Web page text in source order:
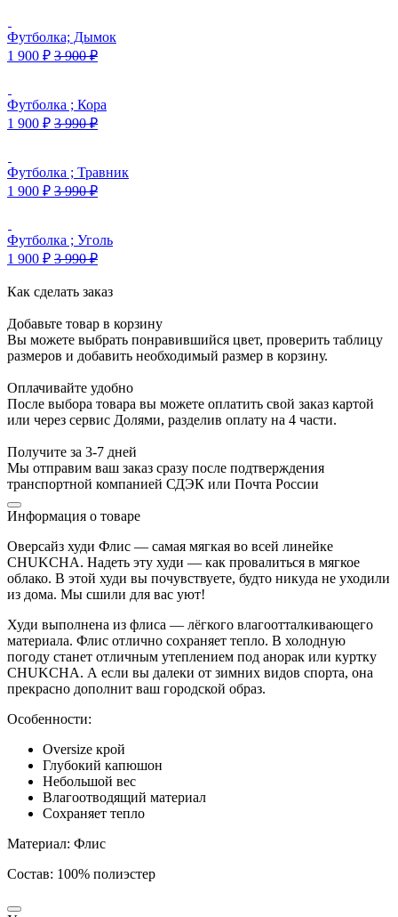
Футболка; Дымок
1 900 ₽ 3 900₽
Футболка ; Кора
1 900 ₽ 3 990₽
Футболка ; Травник
1 900 ₽ 3 990₽
Футболка ; Уголь
1 900 ₽ 3 990₽
Как сделать заказ
Добавьте товар в корзину
Вы можете выбрать понравившийся цвет, проверить таблицу
размеров и добавить необходимый размер в корзину.
Оплачивайте удобно
После выбора товара вы можете оплатить свой заказ картой
или через сервис Долями, разделив оплату на 4 части.
Получите за 3-7 дней
Мы отправим ваш заказ сразу после подтверждения
транспортной компанией СДЭК или Почта России
Информация о товаре
Оверсайз худи Флис — самая мягкая во всей линейке
CHUKCHA. Надеть эту худи — как провалиться в мягкое
облако. В этой худи вы почувствуете, будто никуда не уходили
из дома. Мы сшили для вас уют!
Худи выполнена из флиса — лёгкого влагоотталкивающего
материала. Флис отлично сохраняет тепло. В холодную
погоду станет отличным утеплением под анорак или куртку
CHUKCHA. А если вы далеки от зимних видов спорта, она
прекрасно дополнит ваш городской образ.
Особенности:
Oversize крой
Глубокий капюшон
Небольшой вес
Влагоотводящий материал
Сохраняет тепло
Материал: Флис
Состав: 100% полиэстер